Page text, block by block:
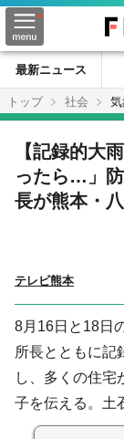
最新ニュース
トップ
社会
【記録的大
ったら…」
長が熊本・
テレビ熊本
8月16日と18日
所長とともに記
し、多くの住宅
子を伝える。土